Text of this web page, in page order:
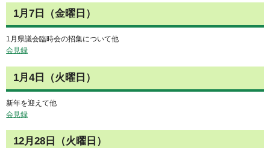
1月7日（金曜日）
1月県議会臨時会の招集について他
会見録
1月4日（火曜日）
新年を迎えて他
会見録
12月28日（火曜日）